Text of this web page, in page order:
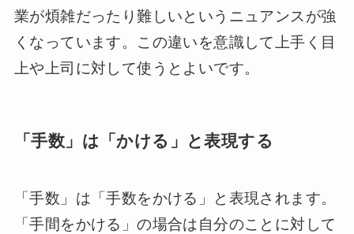
業が煩雑だったり難しいというニュアンスが強
くなっています。この違いを意識して上手く目
上や上司に対して使うとよいです。
「手数」は「かける」と表現する
「手数」は「手数をかける」と表現されます。
「手間をかける」の場合は自分のことに対して